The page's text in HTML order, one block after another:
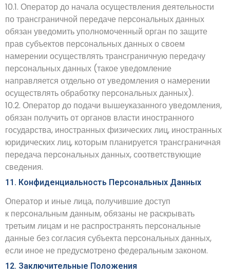
10.1. Оператор до начала осуществления деятельности
по трансграничной передаче персональных данных
обязан уведомить уполномоченный орган по защите
прав субъектов персональных данных о своем
намерении осуществлять трансграничную передачу
персональных данных (такое уведомление
направляется отдельно от уведомления о намерении
осуществлять обработку персональных данных).
10.2. Оператор до подачи вышеуказанного уведомления,
обязан получить от органов власти иностранного
государства, иностранных физических лиц, иностранных
юридических лиц, которым планируется трансграничная
передача персональных данных, соответствующие
сведения.
11. Конфиденциальность Персональных Данных
Оператор и иные лица, получившие доступ
к персональным данным, обязаны не раскрывать
третьим лицам и не распространять персональные
данные без согласия субъекта персональных данных,
если иное не предусмотрено федеральным законом.
12. Заключительные Положения